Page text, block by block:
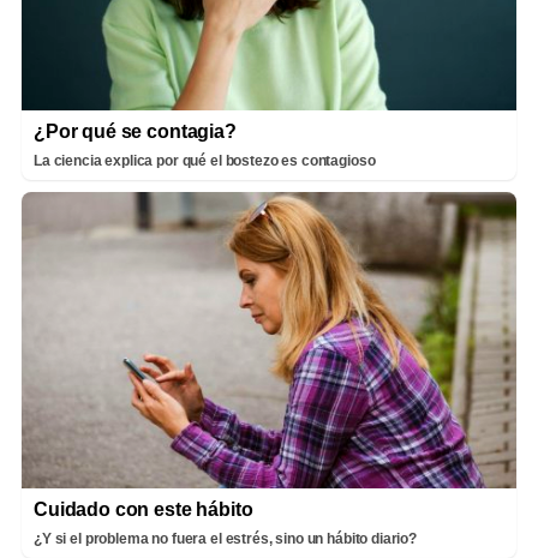
¿Por qué se contagia?
La ciencia explica por qué el bostezo es contagioso
Cuidado con este hábito
¿Y si el problema no fuera el estrés, sino un hábito diario?